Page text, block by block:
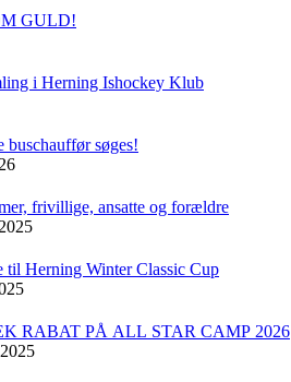
GULD!
i Herning Ishockey Klub
buschauffør søges!
frivillige, ansatte og forældre
til Herning Winter Classic Cup
RABAT PÅ ALL STAR CAMP 2026